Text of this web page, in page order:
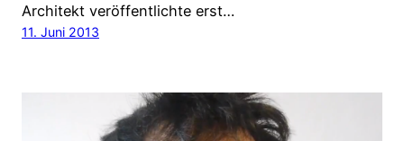
Architekt veröffentlichte erst…
11. Juni 2013